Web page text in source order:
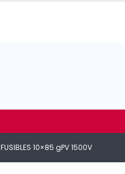
FUSIBLES 10×85 gPV 1500V